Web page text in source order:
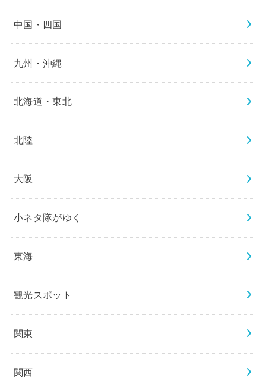
中国・四国
九州・沖縄
北海道・東北
北陸
大阪
小ネタ隊がゆく
東海
観光スポット
関東
関西